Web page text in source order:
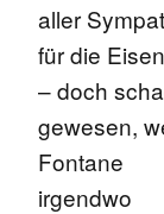
aller
für die
– doch
gewesen,
Fontane
irgendwo